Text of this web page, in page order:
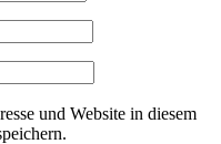
und Website in diesem